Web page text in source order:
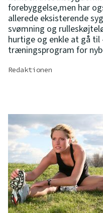
forebyggelse,men har
allerede eksisterende
svømning og
hurtige og enkle at gå til
træningsprogram for
Redaktionen